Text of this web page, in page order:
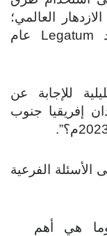
العالمي؛
والذي تم تطويره من قبل معهد Legatum عام
للإجابة عن
جنوب
الفرعية
هي أهم